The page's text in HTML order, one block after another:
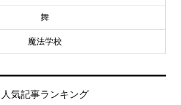
舞
魔法学校
人気記事ランキング